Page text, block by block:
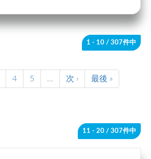
1 - 10 / 307件中
4 5 … 次 › 最後 »
11 - 20 / 307件中